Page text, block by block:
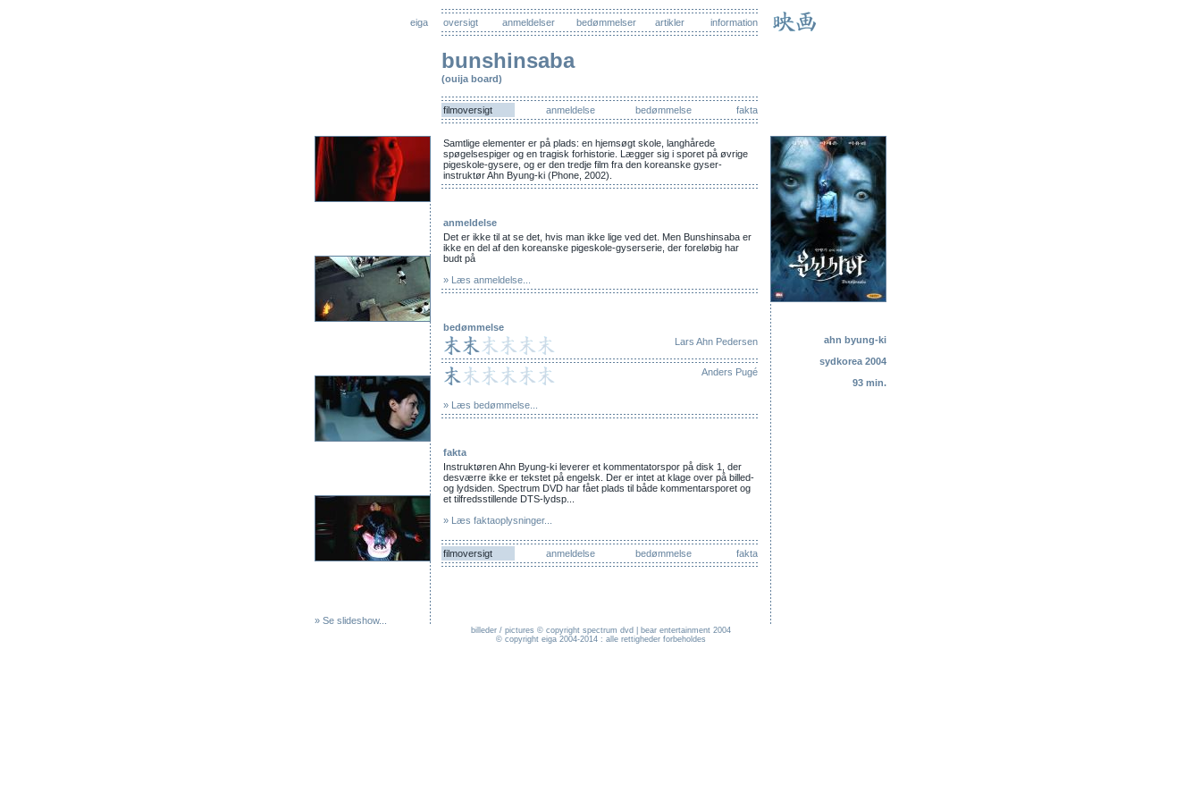
eiga oversigt anmeldelser bedømmelser artikler information
bunshinsaba
(ouija board)
filmoversigt anmeldelse bedømmelse fakta
» Se slideshow...
Samtlige elementer er på plads: en hjemsøgt skole, langhårede
spøgelsespiger og en tragisk forhistorie. Lægger sig i sporet på øvrige
pigeskole-gysere, og er den tredje film fra den koreanske gyser-
instruktør Ahn Byung-ki (Phone, 2002).
anmeldelse
Det er ikke til at se det, hvis man ikke lige ved det. Men Bunshinsaba er
ikke en del af den koreanske pigeskole-gyserserie, der foreløbig har
budt på
» Læs anmeldelse...
bedømmelse
Lars Ahn Pedersen
Anders Pugé
» Læs bedømmelse...
fakta
Instruktøren Ahn Byung-ki leverer et kommentatorspor på disk 1, der
desværre ikke er tekstet på engelsk. Der er intet at klage over på billed-
og lydsiden. Spectrum DVD har fået plads til både kommentarsporet og
et tilfredsstillende DTS-lydsp...
» Læs faktaoplysninger...
filmoversigt anmeldelse bedømmelse fakta
ahn byung-ki
sydkorea 2004
93 min.
billeder / pictures © copyright spectrum dvd | bear entertainment 2004
© copyright eiga 2004-2014 : alle rettigheder forbeholdes